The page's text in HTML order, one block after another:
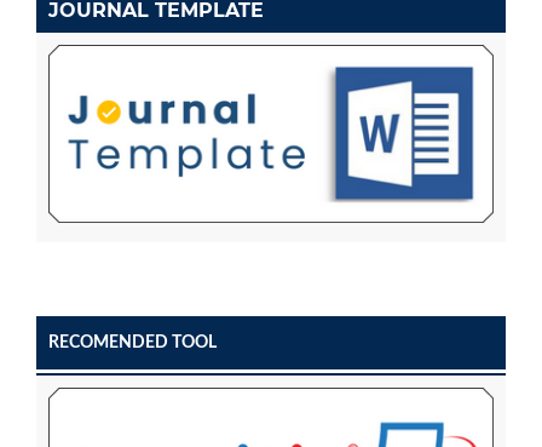
JOURNAL TEMPLATE
RECOMENDED TOOL